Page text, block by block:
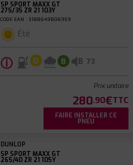
SP SPORT MAXX GT
275/35 ZR 21 103Y
CODE EAN : 3188649806959
Été
ⓘ D B B 73
Prix unitaire
280.90€TTC
FAIRE INSTALLER CE
PNEU
DUNLOP
SP SPORT MAXX GT
265/40 ZR 21 105Y